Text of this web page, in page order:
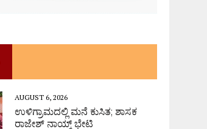
AUGUST 6, 2026
ಉಳಿಗ್ರಾಮದಲ್ಲಿ ಮನೆ ಕುಸಿತ; ಶಾಸಕ
ರಾಜೇಶ್ ನಾಯ್ಕ್ ಭೇಟಿ